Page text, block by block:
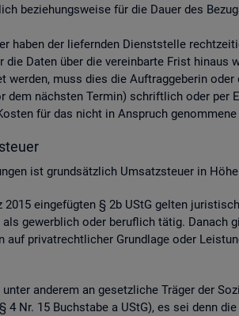
be­zie­hungs­wei­se für die Dauer des
haben der lie­fern­den Dienst­stel­le
die Daten über die ver­ein­bar­te Frist hin­aus
wer­den, muss dies die Auf­trag­ge­be­rin
dem nächs­ten Ter­min) schrift­lich oder per
für das nicht in An­spruch
ist grund­sätz­lich Um­satz­steu­er in Höhe
2015 ein­ge­füg­ten § 2b UStG gel­ten
ge­werb­lich oder be­ruf­lich tätig.
auf pri­vat­recht­li­cher Grund­la­ge oder
an­de­rem an ge­setz­li­che Trä­ger der
Nr. 15 Buch­sta­be a UStG), es sei denn